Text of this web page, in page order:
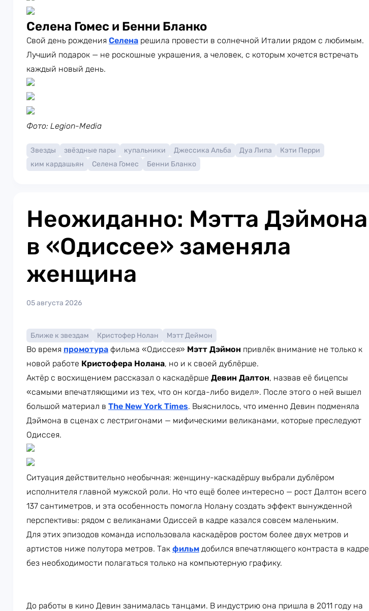
Селена Гомес и Бенни Бланко
Свой день рождения Селена решила провести в солнечной Италии рядом с любимым.
Лучший подарок — не роскошные украшения, а человек, с которым хочется встречать
каждый новый день.
Фото: Legion-Media
Звезды звёздные пары купальники Джессика Альба Дуа Липа
Кэти Перри
ким кардашьян
Селена Гомес Бенни Бланко
Неожиданно: Мэтта Дэймона
в «Одиссее» заменяла
женщина
05 августа 2026
Ближе к звездам Кристофер Нолан Мэтт Деймон
Во время промотура фильма «Одиссея» Мэтт Дэймон привлёк внимание не только к
новой работе Кристофера Нолана, но и к своей дублёрше.
Актёр с восхищением рассказал о каскадёрше Девин Далтон, назвав её бицепсы
«самыми впечатляющими из тех, что он когда-либо видел». После этого о ней вышел
большой материал в The New York Times. Выяснилось, что именно Девин подменяла
Дэймона в сценах с лестригонами — мифическими великанами, которые преследуют
Одиссея.
Ситуация действительно необычная: женщину-каскадёршу выбрали дублёром
исполнителя главной мужской роли. Но что ещё более интересно — рост Далтон всего
137 сантиметров, и эта особенность помогла Нолану создать эффект вынужденной
перспективы: рядом с великанами Одиссей в кадре казался совсем маленьким.
Для этих эпизодов команда использовала каскадёров ростом более двух метров и
артистов ниже полутора метров. Так фильм добился впечатляющего контраста в кадре
без необходимости полагаться только на компьютерную графику.
До работы в кино Девин занималась танцами. В индустрию она пришла в 2011 году на